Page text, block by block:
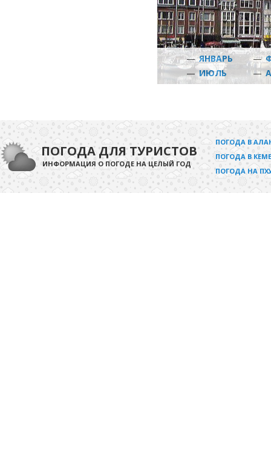
—ЯНВАРЬ —
—ИЮЛЬ —
ПОГОДА ДЛЯ ТУРИСТОВ
ИНФОРМАЦИЯ О ПОГОДЕ НА ЦЕЛЫЙ ГОД
ПОГОДА В
ПОГОДА В
ПОГОДА НА